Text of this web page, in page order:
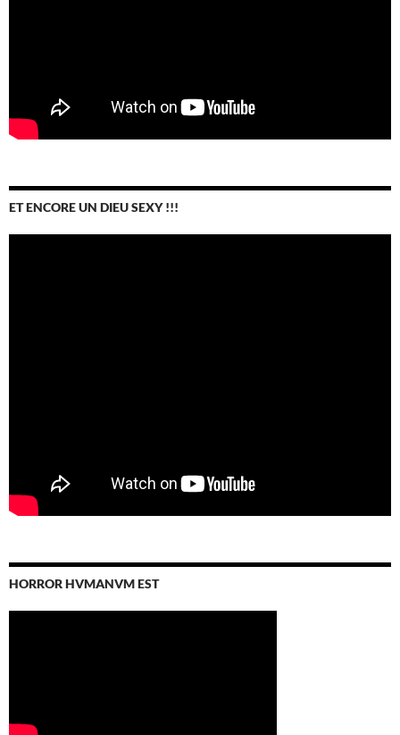
ET ENCORE UN DIEU SEXY !!!
HORROR HVMANVM EST